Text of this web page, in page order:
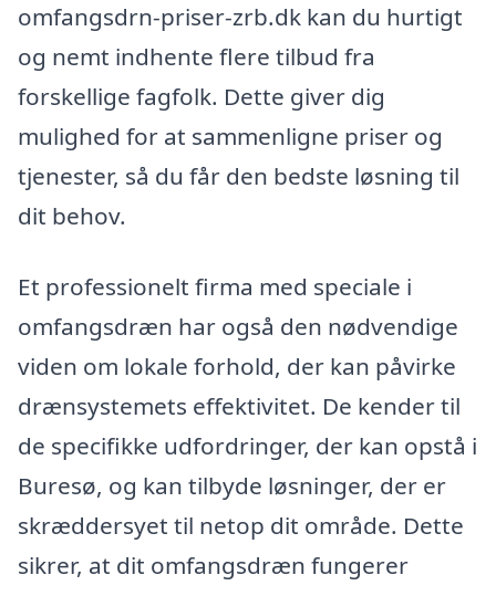
omfangsdrn-priser-zrb.dk kan du hurtigt
og nemt indhente flere tilbud fra
forskellige fagfolk. Dette giver dig
mulighed for at sammenligne priser og
tjenester, så du får den bedste løsning til
dit behov.
Et professionelt firma med speciale i
omfangsdræn har også den nødvendige
viden om lokale forhold, der kan påvirke
drænsystemets effektivitet. De kender til
de specifikke udfordringer, der kan opstå i
Buresø, og kan tilbyde løsninger, der er
skræddersyet til netop dit område. Dette
sikrer, at dit omfangsdræn fungerer